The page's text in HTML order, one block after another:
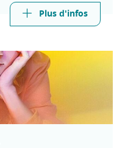
Plus d'infos